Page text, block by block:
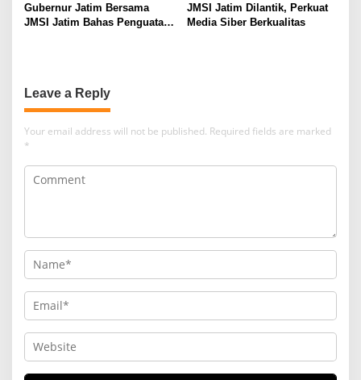
Gubernur Jatim Bersama
JMSI Jatim Bahas Penguatan
JMSI Jatim Dilantik, Perkuat
Media Siber Berkualitas
Leave a Reply
Your email address will not be published. Required fields are marked
*